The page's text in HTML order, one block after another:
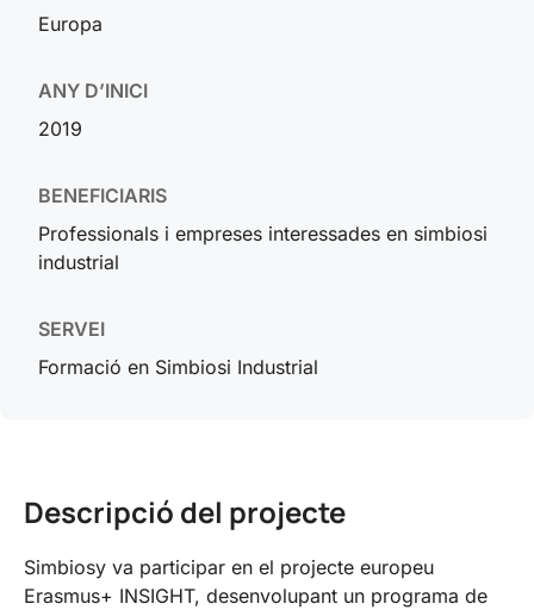
Europa
ANY D’INICI
2019
BENEFICIARIS
Professionals i empreses interessades en simbiosi
industrial
SERVEI
Formació en Simbiosi Industrial
Descripció del projecte
Simbiosy va participar en el projecte europeu
Erasmus+ INSIGHT, desenvolupant un programa de